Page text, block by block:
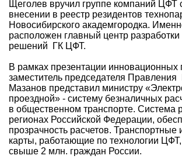
Щеголев вручил группе компаний ЦФТ
внесении в реестр резидентов
Новосибирского академгородка.
расположен главный центр
решений ГК ЦФТ.
В рамках презентации инновационных
заместитель председателя
Мазанов представил министру
проездной» - систему безналичных
в общественном транспорте. Система
регионах Российской Федерации,
прозрачность расчетов. Транспортные
карты, работающие по технологии
свыше 2 млн. граждан России.